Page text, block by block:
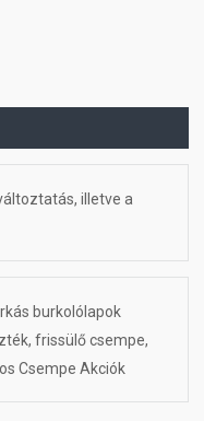
illetve a
burkolólapok
frissülő csempe,
Csempe Akciók